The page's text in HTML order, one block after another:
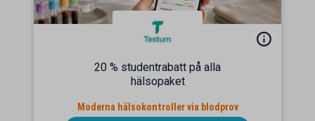
20 % studentrabatt på alla
hälsopaket
Moderna hälsokontroller via blodprov